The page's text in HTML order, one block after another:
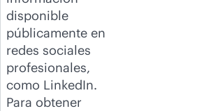
disponible
públicamente en
redes sociales
profesionales,
como LinkedIn.
Para obtener